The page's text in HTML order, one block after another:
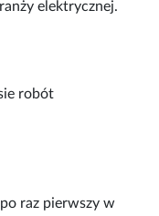
elektrycznej.
robót
raz pierwszy w